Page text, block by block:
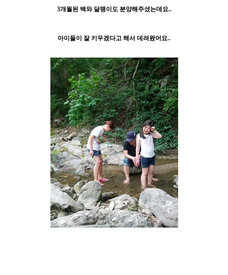
3개월된 백와 달팽이도 분양해주셨는데요..
아이들이 잘 키우겠다고 해서 데려왔어요..